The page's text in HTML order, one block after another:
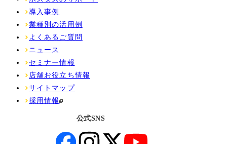
導入事例
業種別の活用例
よくあるご質問
ニュース
セミナー情報
店舗お役立ち情報
サイトマップ
採用情報
公式SNS